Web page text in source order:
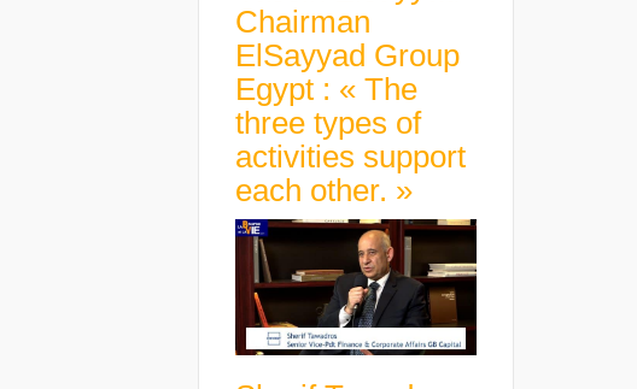
Chairman
ElSayyad Group
Egypt : « The
three types of
activities support
each other. »